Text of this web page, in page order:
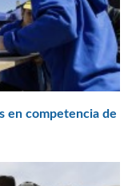
en competencia de